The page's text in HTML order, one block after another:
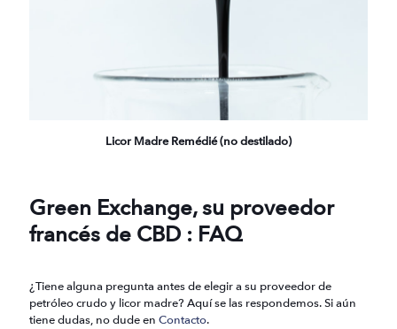
Licor Madre Remédié (no destilado)
Green Exchange, su proveedor
francés de CBD : FAQ
¿Tiene alguna pregunta antes de elegir a su proveedor de
petróleo crudo y licor madre? Aquí se las respondemos. Si aún
tiene dudas, no dude en Contacto.